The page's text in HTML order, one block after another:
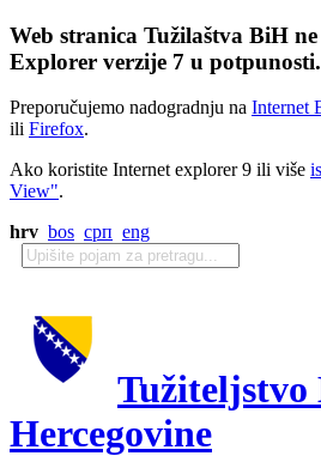
Web stranica Tužilaštva BiH
Explorer verzije 7 u potpunosti.
Preporučujemo nadogradnju na Internet
ili Firefox.
Ako koristite Internet explorer 9 ili više
View".
hrv bos срп eng
Tužiteljstvo
Hercegovine